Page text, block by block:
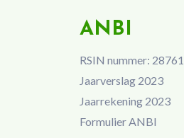
ANBI
RSIN nummer:
Jaarverslag 2023
Jaarrekening 2023
Formulier ANBI